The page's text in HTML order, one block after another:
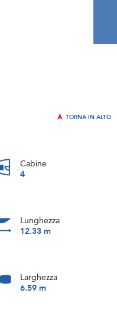
TORNA IN ALTO
Cabine
4
Lunghezza
12.33 m
Larghezza
6.59 m